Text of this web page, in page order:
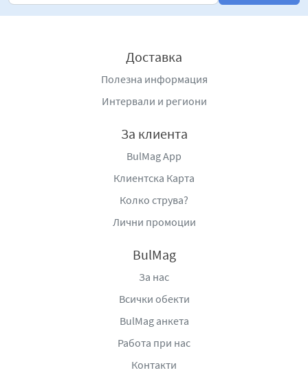
Доставка
Полезна информация
Интервали и региони
За клиента
BulMag App
Клиентска Карта
Колко струва?
Лични промоции
BulMag
За нас
Всички обекти
BulMag анкета
Работа при нас
Контакти